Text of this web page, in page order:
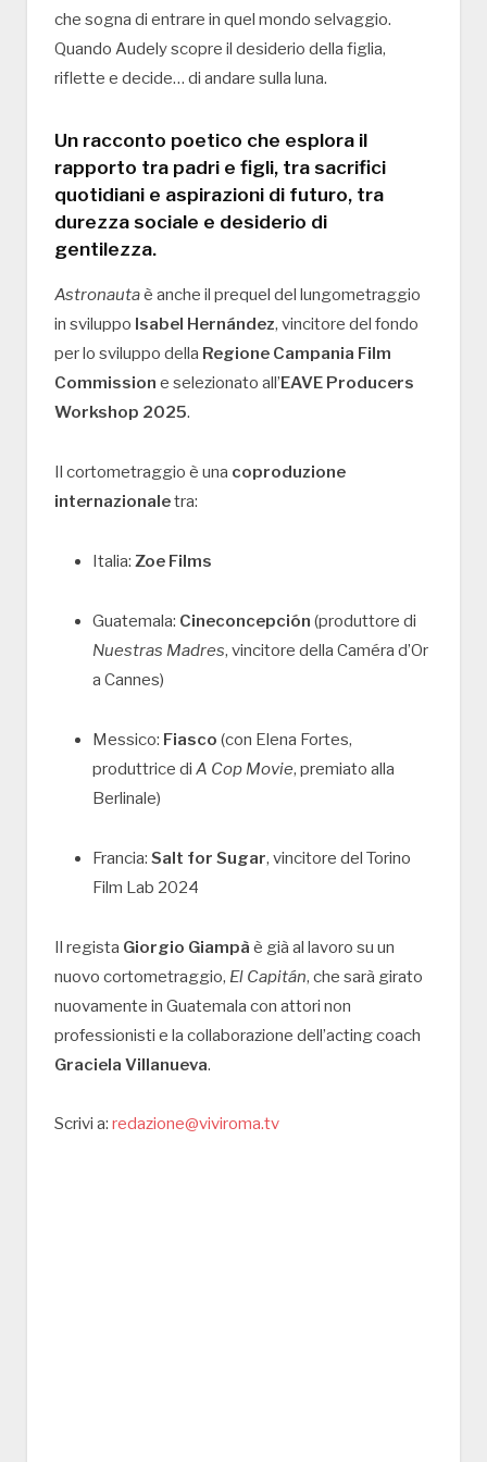
che sogna di entrare in quel mondo selvaggio.
Quando Audely scopre il desiderio della figlia,
riflette e decide… di andare sulla luna.
Un racconto poetico che esplora il
rapporto tra padri e figli, tra sacrifici
quotidiani e aspirazioni di futuro, tra
durezza sociale e desiderio di
gentilezza.
Astronautaè anche il prequel del lungometraggio
in sviluppo Isabel Hernández, vincitore del fondo
per lo sviluppo della Regione Campania Film
Commission e selezionato all’ EAVE Producers
Workshop 2025.
Il cortometraggio è una coproduzione
internazionaletra:
Italia: Zoe Films
Guatemala: Cineconcepción (produttore di
Nuestras Madres, vincitore della Caméra d’Or
a Cannes)
Messico: Fiasco (con Elena Fortes,
produttrice di A Cop Movie, premiato alla
Berlinale)
Francia: Salt for Sugar, vincitore del Torino
Film Lab 2024
Il regista Giorgio Giampà è già al lavoro su un
nuovo cortometraggio, El Capitán, che sarà girato
nuovamente in Guatemala con attori non
professionisti e la collaborazione dell’acting coach
Graciela Villanueva.
Scrivi a: redazione@viviroma.tv